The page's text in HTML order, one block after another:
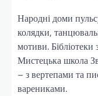
Народні доми
колядки,
мотиви. Бібліотеки
Мистецька школа
– з вертепами та
варениками.